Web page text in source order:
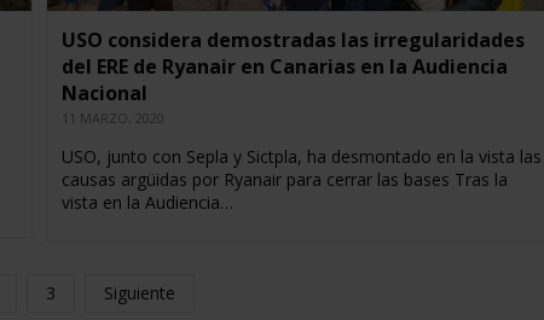
USO considera demostradas las irregularidades
del ERE de Ryanair en Canarias en la Audiencia
Nacional
11 MARZO, 2020
USO, junto con Sepla y Sictpla, ha desmontado en la vista las
causas argüidas por Ryanair para cerrar las bases Tras la
vista en la Audiencia…
3 Siguiente